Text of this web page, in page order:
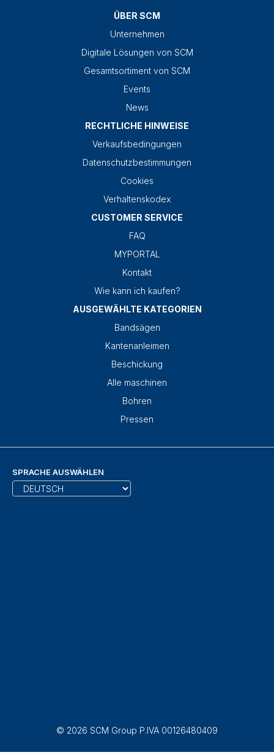
ÜBER SCM
Unternehmen
Digitale Lösungen von SCM
Gesamtsortiment von SCM
Events
News
RECHTLICHE HINWEISE
Verkaufsbedingungen
Datenschutzbestimmungen
Cookies
Verhaltenskodex
CUSTOMER SERVICE
FAQ
MYPORTAL
Kontakt
Wie kann ich kaufen?
AUSGEWÄHLTE KATEGORIEN
Bandsägen
Kantenanleimen
Beschickung
Alle maschinen
Bohren
Pressen
SPRACHE AUSWÄHLEN
© 2026 SCM Group P.IVA 00126480409